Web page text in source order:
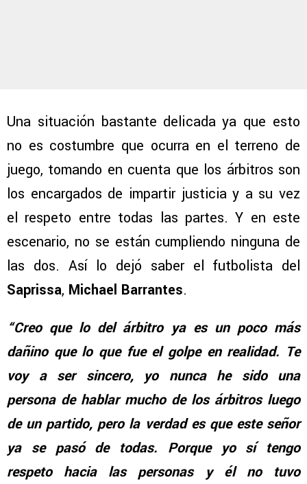
Una situación bastante delicada ya que esto
no es costumbre que ocurra en el terreno de
juego, tomando en cuenta que los árbitros son
los encargados de impartir justicia y a su vez
el respeto entre todas las partes. Y en este
escenario, no se están cumpliendo ninguna de
las dos. Así lo dejó saber el futbolista del
Saprissa, Michael Barrantes.
“Creo que lo del árbitro ya es un poco más
dañino que lo que fue el golpe en realidad. Te
voy a ser sincero, yo nunca he sido una
persona de hablar mucho de los árbitros luego
de un partido, pero la verdad es que este señor
ya se pasó de todas. Porque yo sí tengo
respeto hacia las personas y él no tuvo